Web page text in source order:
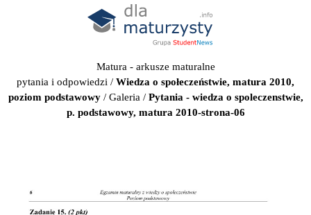
Matura - arkusze maturalne
pytania i odpowiedzi / Wiedza o społeczeństwie, matura 2010,
poziom podstawowy/ Galeria / Pytania - wiedza o spoleczenstwie,
p. podstawowy, matura 2010-strona-06